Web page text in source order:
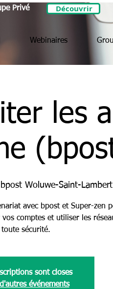
Privé Découvrir
Webinaires
les
bpost Woluwe-Saint-Lambert
avec bpost et Super-zen
comptes et utiliser les
toute sécurité.
sont closes
événements